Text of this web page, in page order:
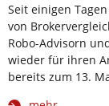
Seit einigen
von
Robo-Advisorn
wieder für ihren
bereits zum 13.